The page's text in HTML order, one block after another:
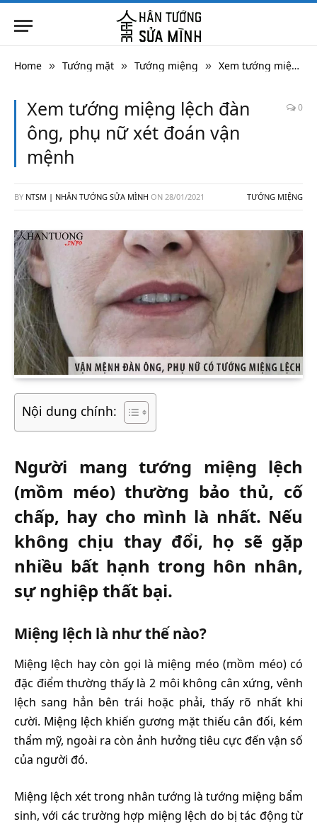
Home » Tướng mặt » Tướng miệng » Xem tướng miệng lệch đàn ông, phụ nữ xét đoán vận mệnh
Xem tướng miệng lệch đàn
ông, phụ nữ xét đoán vận
mệnh
0
BY NTSM | NHÂN TƯỚNG SỬA MÌNH ON 28/01/2021 TƯỚNG MIỆNG
Nội dung chính:
Người mang tướng miệng lệch
(mồm méo) thường bảo thủ, cố
chấp, hay cho mình là nhất. Nếu
không chịu thay đổi, họ sẽ gặp
nhiều bất hạnh trong hôn nhân,
sự nghiệp thất bại.
Miệng lệch là như thế nào?
Miệng lệch hay còn gọi là miệng méo (mồm méo) có
đặc điểm thường thấy là 2 môi không cân xứng, vênh
lệch sang hẳn bên trái hoặc phải, thấy rõ nhất khi
cười. Miệng lệch khiến gương mặt thiếu cân đối, kém
thẩm mỹ, ngoài ra còn ảnh hưởng tiêu cực đến vận số
của người đó.
Miệng lệch xét trong nhân tướng là tướng miệng bẩm
sinh, với các trường hợp miệng lệch do bị tác động từ